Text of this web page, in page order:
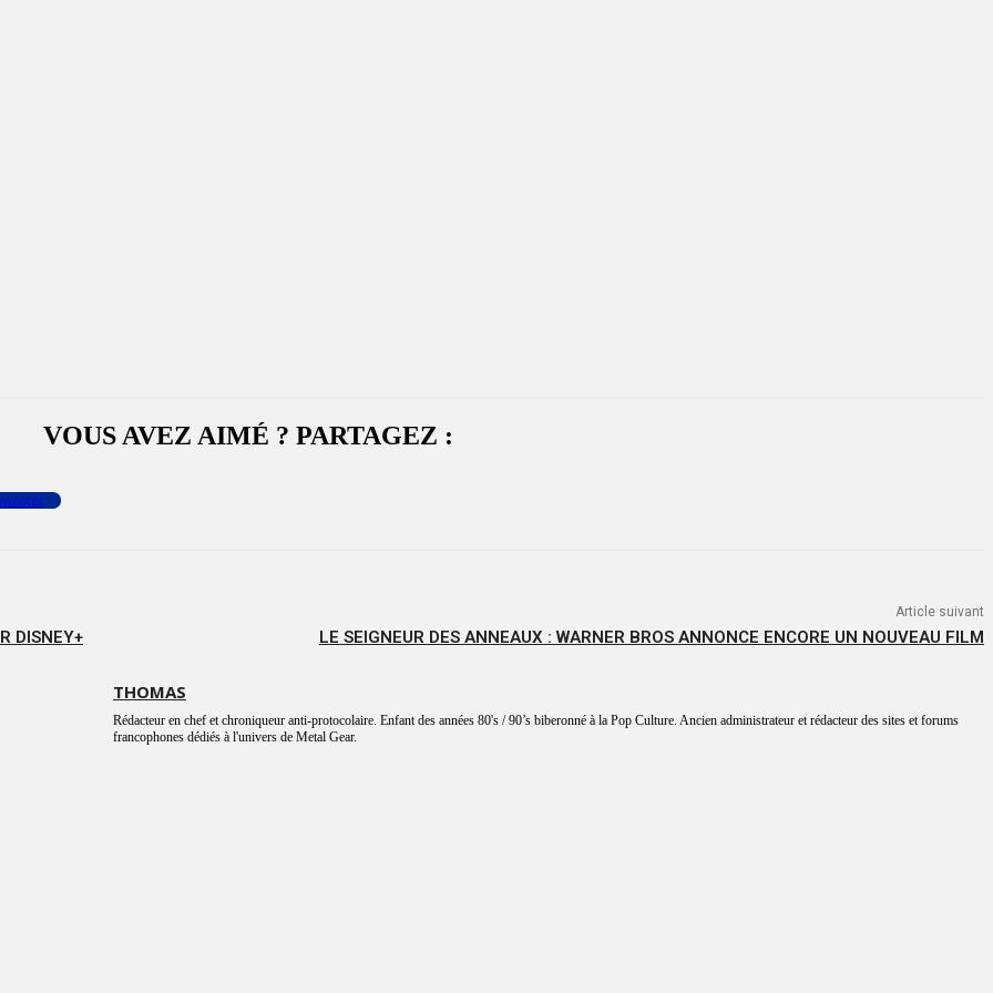
VOUS AVEZ AIMÉ ? PARTAGEZ :
DISNEY+
Article suivant
LE SEIGNEUR DES ANNEAUX : WARNER BROS ANNONCE ENCORE UN NOUVEAU FILM
THOMAS
Rédacteur en chef et chroniqueur anti-protocolaire. Enfant des années 80's / 90’s biberonné à la Pop Culture. Ancien administrateur et rédacteur des sites et forums
francophones dédiés à l'univers de Metal Gear.